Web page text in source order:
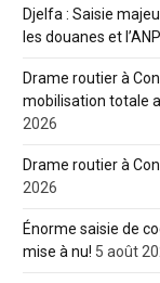
Djelfa : Saisie
les douanes et l’ANP
Drame routier à
mobilisation totale
2026
Drame routier à
2026
Énorme saisie de
mise à nu! 5 août